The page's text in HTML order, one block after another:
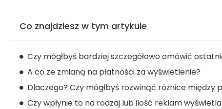
Co znajdziesz w tym artykule
Czy mógłbyś bardziej szczegółowo omówić
A co ze zmianą na płatności za wyświetlenie?
Dlaczego? Czy mógłbyś rozwinąć różnice między
Czy wpłynie to na rodzaj lub ilość reklam